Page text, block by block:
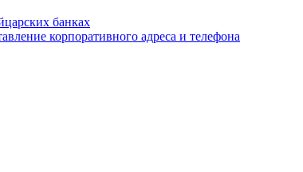
банках
корпоративного адреса и телефона